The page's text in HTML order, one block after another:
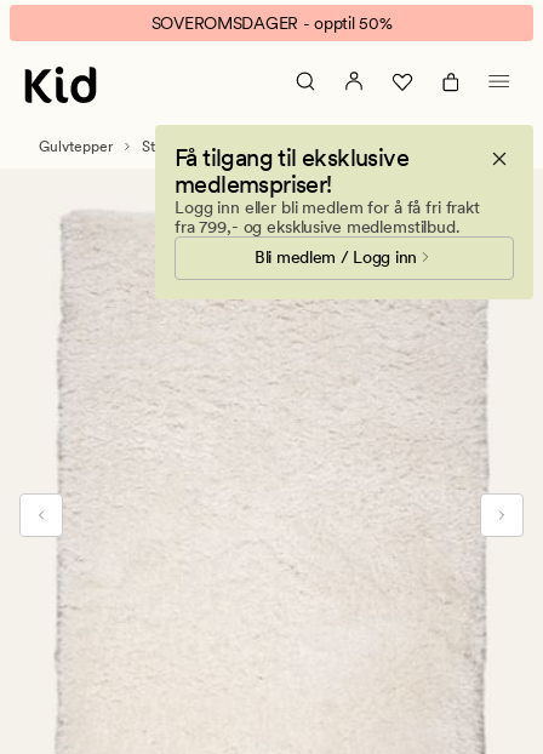
Isadora
teppe
offwhite
banner.
Klikk
ESCAPE
SOVEROMSDAGER - opptil 50%
Få tilgang til eksklusive
medlemspriser!
Logg inn eller bli medlem for å få fri frakt
fra 799,- og eksklusive medlemstilbud.
Bli medlem / Logg inn
Gulvtepper Store tepper